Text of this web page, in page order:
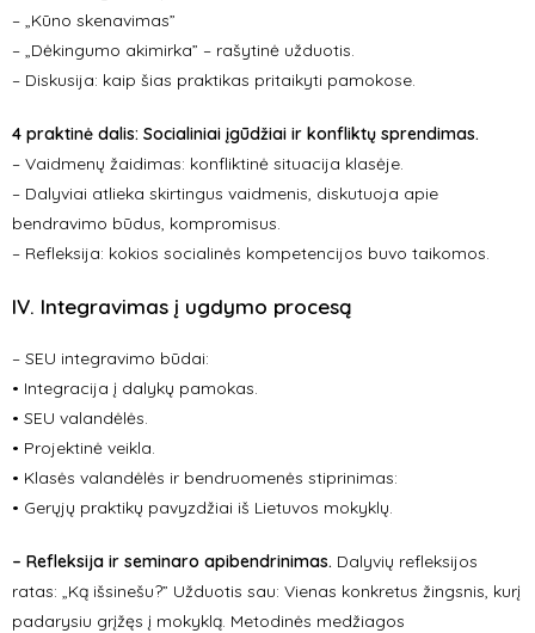
– „Kūno skenavimas”
– „Dėkingumo akimirka” – rašytinė užduotis.
– Diskusija: kaip šias praktikas pritaikyti pamokose.
4 praktinė dalis: Socialiniai įgūdžiai ir konfliktų sprendimas.
– Vaidmenų žaidimas: konfliktinė situacija klasėje.
– Dalyviai atlieka skirtingus vaidmenis, diskutuoja apie
bendravimo būdus, kompromisus.
– Refleksija: kokios socialinės kompetencijos buvo taikomos.
IV. Integravimas į ugdymo procesą
– SEU integravimo būdai:
• Integracija į dalykų pamokas.
• SEU valandėlės.
• Projektinė veikla.
• Klasės valandėlės ir bendruomenės stiprinimas:
• Gerųjų praktikų pavyzdžiai iš Lietuvos mokyklų.
– Refleksija ir seminaro apibendrinimas. Dalyvių refleksijos
ratas: „Ką išsinešu?” Užduotis sau: Vienas konkretus žingsnis, kurį
padarysiu grįžęs į mokyklą. Metodinės medžiagos